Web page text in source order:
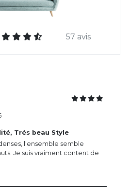
57 avis
Trés beau Style
l'ensemble semble
Je suis vraiment content de